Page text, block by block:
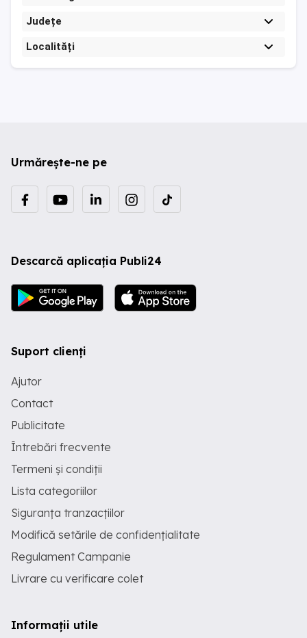
Județe
Localități
Urmărește-ne pe
Descarcă aplicația Publi24
Suport clienți
Ajutor
Contact
Publicitate
Întrebări frecvente
Termeni și condiții
Lista categoriilor
Siguranța tranzacțiilor
Modifică setările de confidențialitate
Regulament Campanie
Livrare cu verificare colet
Informații utile